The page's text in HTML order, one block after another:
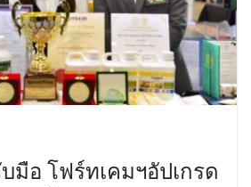
มือ โฟร์ทเคมฯอัปเกรด